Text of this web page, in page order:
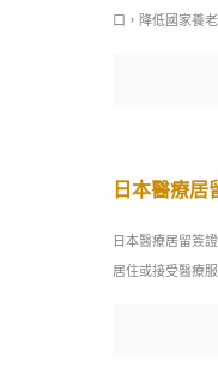
口，降低國家養
日本醫療居
日本醫療居留簽
居住或接受醫療